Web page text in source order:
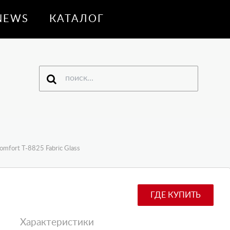
КАТАЛОГ
T-8825 Fabric Glass
ГДЕ КУПИТЬ
Характеристики